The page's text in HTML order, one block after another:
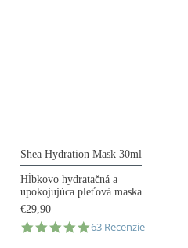
Shea Hydration Mask 30ml
Hĺbkovo hydratačná a
upokojujúca pleťová maska
€29,90
4.9
63 Recenzie